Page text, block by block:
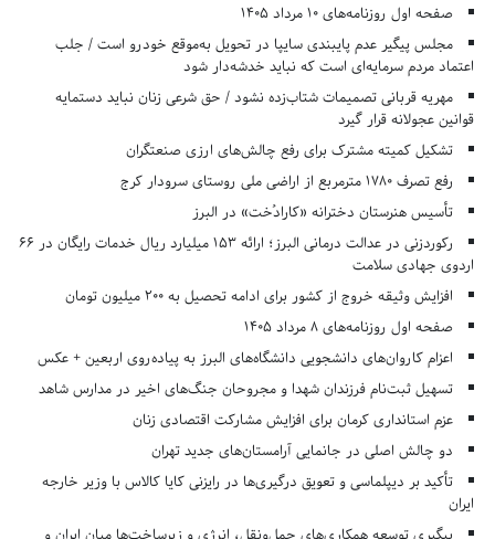
صفحه اول روزنامه‌های 10 مرداد 1405
مجلس پیگیر عدم پایبندی سایپا در تحویل به‌موقع خودرو است / جلب
اعتماد مردم سرمایه‌ای است که نباید خدشه‌دار شود
مهریه قربانی تصمیمات شتاب‌زده نشود / حق شرعی زنان نباید دستمایه
قوانین عجولانه قرار گیرد
تشکیل کمیته مشترک برای رفع چالش‌های ارزی صنعتگران
رفع تصرف ۱۷۸۰ مترمربع از اراضی ملی روستای سرودار کرج
تأسیس هنرستان دخترانه «کارادُخت» در البرز
رکوردزنی در عدالت درمانی البرز؛ ارائه ۱۵۳ میلیارد ریال خدمات رایگان در ۶۶
اردوی جهادی سلامت
افزایش وثیقه خروج از کشور برای ادامه تحصیل به ۲۰۰ میلیون تومان
صفحه اول روزنامه‌های 8 مرداد 1405
اعزام کاروان‌های دانشجویی دانشگاه‌های البرز به پیاده‌روی اربعین + عکس
تسهیل ثبت‌نام فرزندان شهدا و مجروحان جنگ‌های اخیر در مدارس شاهد
عزم استانداری کرمان برای افزایش مشارکت اقتصادی زنان
دو چالش اصلی در جانمایی آرامستان‌های جدید تهران
تأکید بر دیپلماسی و تعویق درگیری‌ها در رایزنی کایا کالاس با وزیر خارجه
ایران